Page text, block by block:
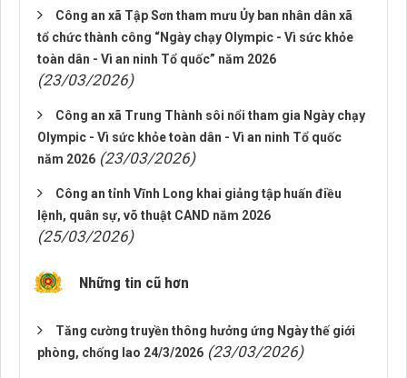
Công an xã Tập Sơn tham mưu Ủy ban nhân dân xã
tổ chức thành công “Ngày chạy Olympic - Vì sức khỏe
toàn dân - Vì an ninh Tổ quốc” năm 2026
(23/03/2026)
Công an xã Trung Thành sôi nổi tham gia Ngày chạy
Olympic - Vì sức khỏe toàn dân - Vì an ninh Tổ quốc
năm 2026 (23/03/2026)
Công an tỉnh Vĩnh Long khai giảng tập huấn điều
lệnh, quân sự, võ thuật CAND năm 2026
(25/03/2026)
Những tin cũ hơn
Tăng cường truyền thông hưởng ứng Ngày thế giới
phòng, chống lao 24/3/2026 (23/03/2026)